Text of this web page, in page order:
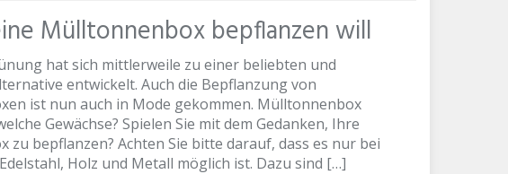
Mülltonnenbox bepflanzen will
hat sich mittlerweile zu einer beliebten und
entwickelt. Auch die Bepflanzung von
ist nun auch in Mode gekommen. Mülltonnenbox
Gewächse? Spielen Sie mit dem Gedanken, Ihre
zu bepflanzen? Achten Sie bitte darauf, dass es nur bei
Holz und Metall möglich ist. Dazu sind […]